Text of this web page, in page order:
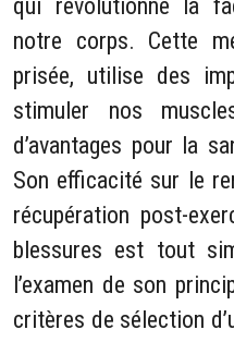
qui révolutionne la
notre corps. Cette
prisée, utilise des
stimuler nos
d’avantages pour la
Son efficacité sur le
récupération post-
blessures est tout
l’examen de son
critères de sélection